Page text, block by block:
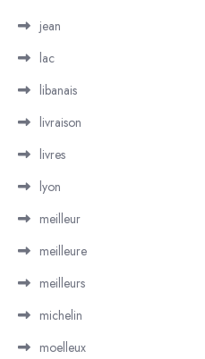
jean
lac
libanais
livraison
livres
lyon
meilleur
meilleure
meilleurs
michelin
moelleux